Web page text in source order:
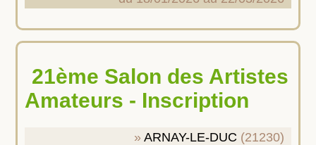
21ème Salon des Artistes
Amateurs - Inscription
ARNAY-LE-DUC (21230)